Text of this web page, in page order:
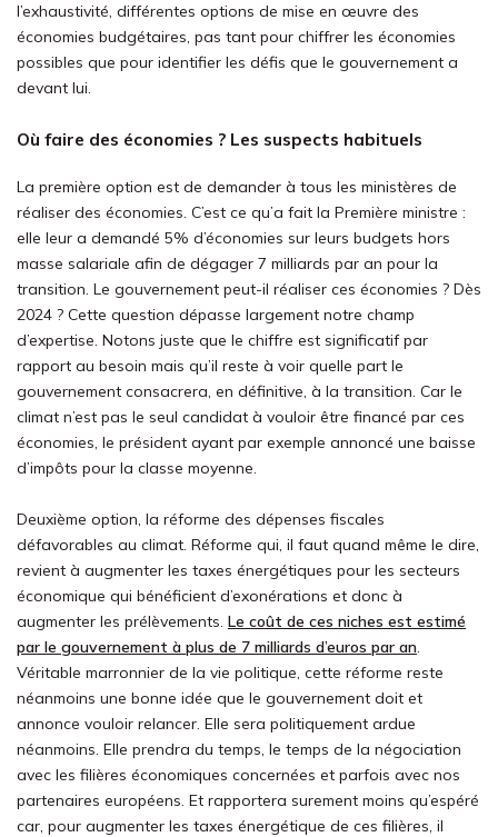
l’exhaustivité, différentes options de mise en œuvre des
économies budgétaires, pas tant pour chiffrer les économies
possibles que pour identifier les défis que le gouvernement a
devant lui.
Où faire des économies ? Les suspects habituels
La première option est de demander à tous les ministères de
réaliser des économies. C’est ce qu’a fait la Première ministre :
elle leur a demandé 5% d’économies sur leurs budgets hors
masse salariale afin de dégager 7 milliards par an pour la
transition. Le gouvernement peut-il réaliser ces économies ? Dès
2024 ? Cette question dépasse largement notre champ
d’expertise. Notons juste que le chiffre est significatif par
rapport au besoin mais qu’il reste à voir quelle part le
gouvernement consacrera, en définitive, à la transition. Car le
climat n’est pas le seul candidat à vouloir être financé par ces
économies, le président ayant par exemple annoncé une baisse
d’impôts pour la classe moyenne.
Deuxième option, la réforme des dépenses fiscales
défavorables au climat. Réforme qui, il faut quand même le dire,
revient à augmenter les taxes énergétiques pour les secteurs
économique qui bénéficient d’exonérations et donc à
augmenter les prélèvements. Le coût de ces niches est estimé
par le gouvernement à plus de 7 milliards d’euros par an.
Véritable marronnier de la vie politique, cette réforme reste
néanmoins une bonne idée que le gouvernement doit et
annonce vouloir relancer. Elle sera politiquement ardue
néanmoins. Elle prendra du temps, le temps de la négociation
avec les filières économiques concernées et parfois avec nos
partenaires européens. Et rapportera surement moins qu’espéré
car, pour augmenter les taxes énergétique de ces filières, il